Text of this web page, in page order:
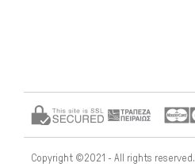
Copyright ©2021 - All rights reserved.